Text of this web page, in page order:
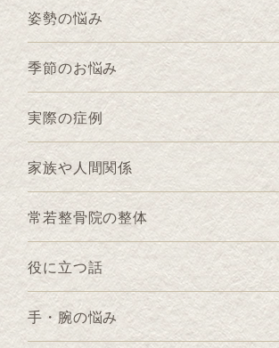
姿勢の悩み
季節のお悩み
実際の症例
家族や人間関係
常若整骨院の整体
役に立つ話
手・腕の悩み